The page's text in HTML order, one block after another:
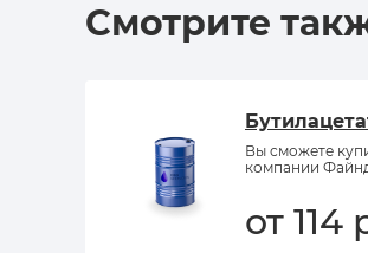
Смотрите
Вы сможете
компании
от 114